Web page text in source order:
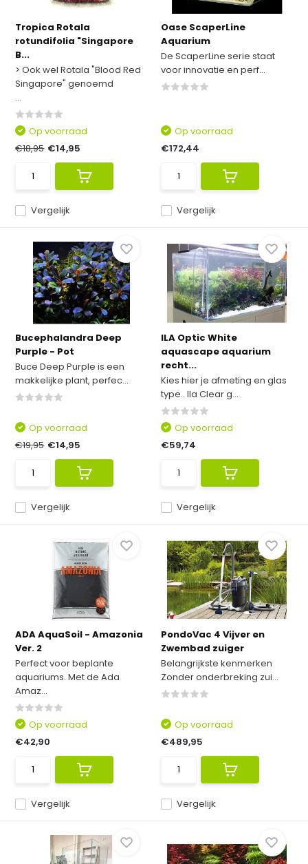
Tropica Rotala
rotundifolia "Singapore
B...
> Ook wel Rotala "Blood Red
Singapore" genoemd
...
Vergelijk
Op voorraad
€18,95 €14,95
Oase ScaperLine
Aquarium
De ScaperLine serie staat
voor innovatie en perf...
Vergelijk
Op voorraad
€172,44
Bucephalandra Deep
Purple - Pot
Buce Deep Purple is een
makkelijke plant, perfec...
Vergelijk
Op voorraad
€19,95 €14,95
ILA Optic White
aquascape aquarium
recht...
Kies hier je afmeting en glas
type.. Ila Clear g...
Vergelijk
Op voorraad
€59,74
ADA AquaSoil - Amazonia
Ver. 2
Perfect voor beplante
aquariums. Met de Ada
Amaz...
Vergelijk
Op voorraad
€42,90
PondoVac 4 Vijver en
Zwembad zuiger
Belangrijkste kenmerken
Zonder onderbreking zui...
Vergelijk
Op voorraad
€489,95